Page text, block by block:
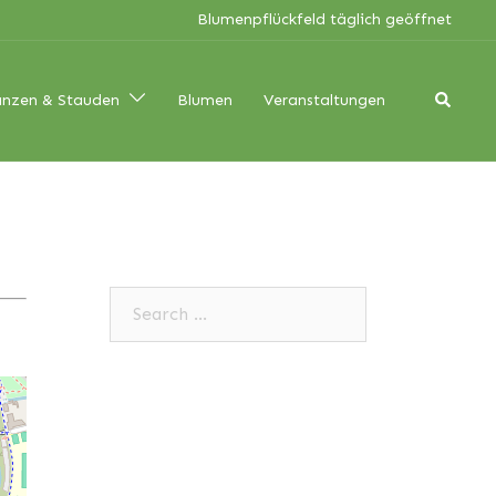
Blumenpflückfeld täglich geöffnet
& Stauden Blumen Veranstaltungen Search